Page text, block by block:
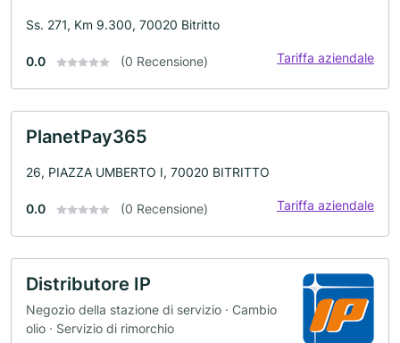
Ss. 271, Km 9.300, 70020 Bitritto
0.0 (0 Recensione) Tariffa aziendale
PlanetPay365
26, PIAZZA UMBERTO I, 70020 BITRITTO
0.0 (0 Recensione) Tariffa aziendale
Distributore IP
Negozio della stazione di servizio · Cambio
olio · Servizio di rimorchio